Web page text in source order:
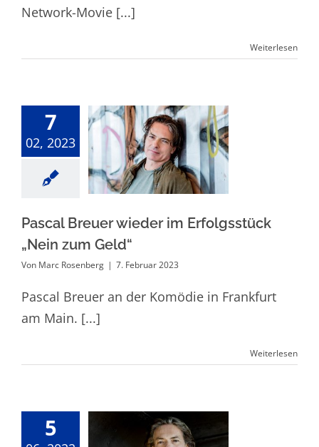
Network-Movie [...]
Weiterlesen
7
02, 2023
Pascal Breuer
wieder im
Erfolgsstück
„Nein zum Geld“
Pascal Breuer wieder im Erfolgsstück
„Nein zum Geld“
Von Marc Rosenberg | 7. Februar 2023
Pascal Breuer an der Komödie in Frankfurt
am Main. [...]
Weiterlesen
5